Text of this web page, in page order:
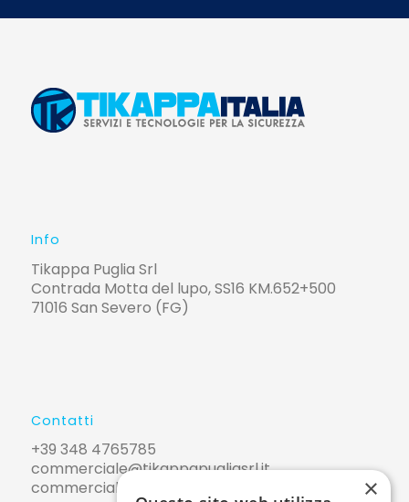
Info
Tikappa Puglia Srl
Contrada Motta del lupo, SS16 KM.652+500
71016 San Severo (FG)
Contatti
+39 348 4765785
commerciale@tikappapugliasrl.it
commerciale@pec.tikappapugliasrl.it
×